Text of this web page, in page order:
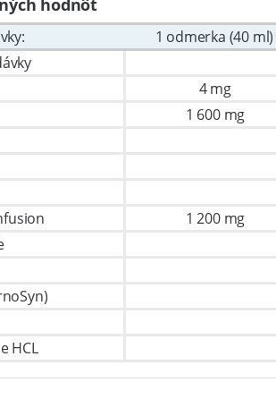
hodnôt
1 odmerka (40 ml)
4 mg
1 600 mg
1 200 mg
HCL